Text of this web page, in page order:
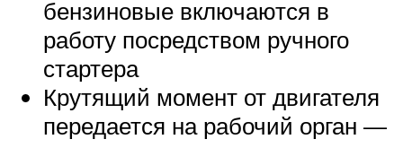
бензиновые включаются в
работу посредством ручного
стартера
Крутящий момент от двигателя
передается на рабочий орган —